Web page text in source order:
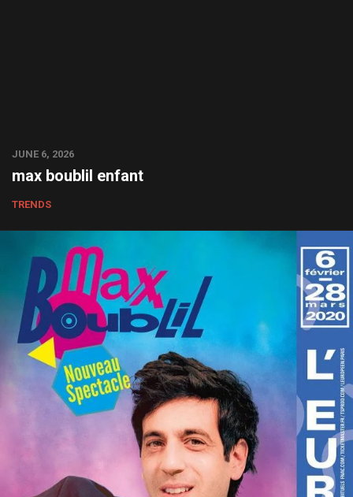
JUNE 6, 2026
max boublil enfant
TRENDS